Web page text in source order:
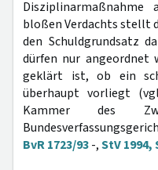
Disziplinarmaßnahme
bloßen Verdachts stellt
den Schuldgrundsatz
dürfen nur angeordnet
geklärt ist, ob ein
überhaupt vorliegt
Kammer des
BvR 1723/93-,StV 1994,